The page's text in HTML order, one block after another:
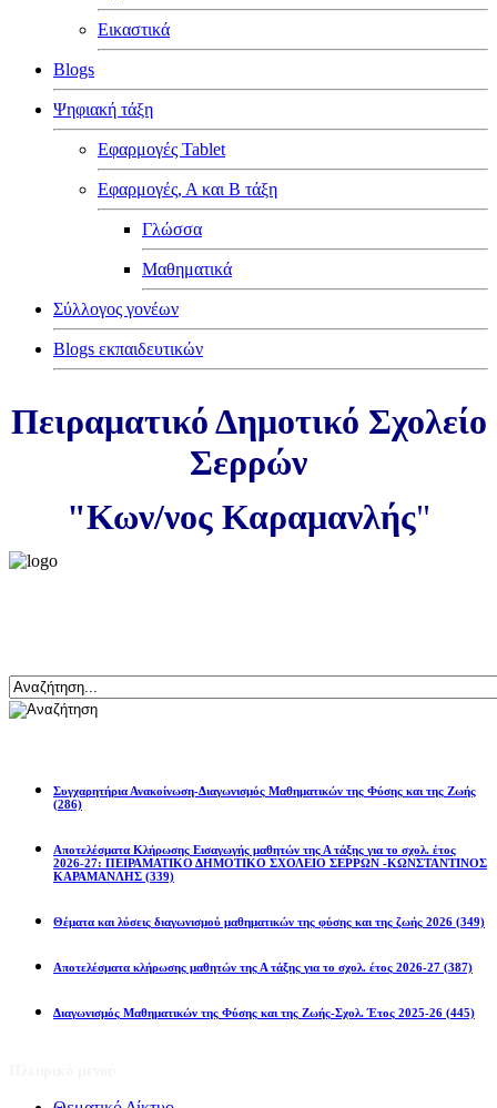
Εικαστικά
Blogs
Ψηφιακή τάξη
Εφαρμογές Tablet
Εφαρμογές, Α και Β τάξη
Γλώσσα
Μαθηματικά
Σύλλογος γονέων
Blogs εκπαιδευτικών
Πειραματικό Δημοτικό Σχολείο
Σερρών
"Κων/νος Καραμανλής"
Συγχαρητήρια Ανακοίνωση-Διαγωνισμός Μαθηματικών της Φύσης και της Ζωής
(286)
Αποτελέσματα Κλήρωσης Εισαγωγής μαθητών της Α τάξης για το σχολ. έτος
2026-27: ΠΕΙΡΑΜΑΤΙΚΟ ΔΗΜΟΤΙΚΟ ΣΧΟΛΕΙΟ ΣΕΡΡΩΝ -ΚΩΝΣΤΑΝΤΙΝΟΣ
ΚΑΡΑΜΑΝΛΗΣ (339)
Θέματα και λύσεις διαγωνισμού μαθηματικών της φύσης και της ζωής 2026 (349)
Αποτελέσματα κλήρωσης μαθητών της Α τάξης για το σχολ. έτος 2026-27 (387)
Διαγωνισμός Μαθηματικών της Φύσης και της Ζωής-Σχολ. Έτος 2025-26 (445)